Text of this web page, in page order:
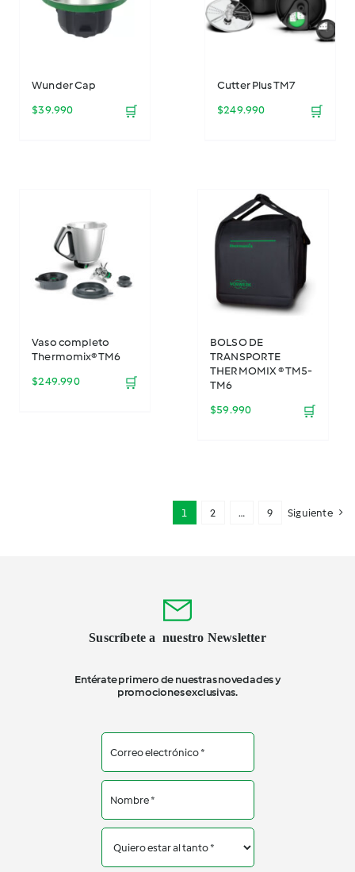
Wunder Cap
$39.990 🛒
Cutter Plus TM7
$249.990 🛒
Vaso completo
Thermomix® TM6
$249.990 🛒
BOLSO DE
TRANSPORTE
THERMOMIX ® TM5-
TM6
$59.990 🛒
1 2 … 9 Siguiente
Suscríbete a nuestro Newsletter
Entérate primero de nuestras novedades y
promociones exclusivas.